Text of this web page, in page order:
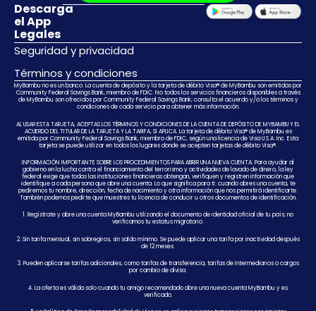
Legales
Seguridad y privacidad
Términos y condiciones
Descarga
el App
MyBambu no es un banco. La cuenta de depósito y la tarjeta de débito Visa® de MyBambu son emitidas por
Community Federal Savings Bank, miembro de FDIC. No todos los servicios financieros disponibles a través
de MyBambu son ofrecidos por Community Federal Savings Bank; consulta el acuerdo y/o los términos y
condiciones de cada servicio para obtener más información.
AL USAR ESTA TARJETA, ACEPTAS LOS TÉRMINOS Y CONDICIONES DE LA CUENTA DE DEPÓSITO DE MYBAMBU Y EL
ACUERDO DEL TITULAR DE LA TARJETA Y LA TARIFA, SI APLICA. La tarjeta de débito Visa® de MyBambu es
emitida por Community Federal Savings Bank, miembro de FDIC, según una licencia de Visa U.S.A. Inc. Esta
tarjeta se puede utilizar en todos los lugares donde se acepten tarjetas de débito Visa®.
INFORMACIÓN IMPORTANTE SOBRE LOS PROCEDIMIENTOS PARA ABRIR UNA NUEVA CUENTA: Para ayudar al
gobierno en la lucha contra el financiamiento del terrorismo y actividades de lavado de dinero, la ley
federal exige que todas las instituciones financieras obtengan, verifiquen y registren información que
identifique a cada persona que abre una cuenta. Lo que significa para ti: cuando abres una cuenta, te
pediremos tu nombre, dirección, fecha de nacimiento y otra información que nos permitirá identificarte.
También podemos pedirte que muestres tu licencia de conducir u otros documentos de identificación.
1. Regístrate y abre una cuenta MyBambu utilizando el documento de identidad oficial de tu país; no
verificamos tu estatus migratorio.
2. Sin tarifa mensual, sin sobregiros, sin saldo mínimo. Se puede aplicar una tarifa por inactividad después
de 12 meses.
3. Pueden aplicarse tarifas adicionales, como tarifas de transferencia, tarifas de intermediarios o cargos
por cambio de divisa.
4. La oferta es válida solo cuando tu amigo recomendado abre una nueva cuenta MyBambu y es
verificado.